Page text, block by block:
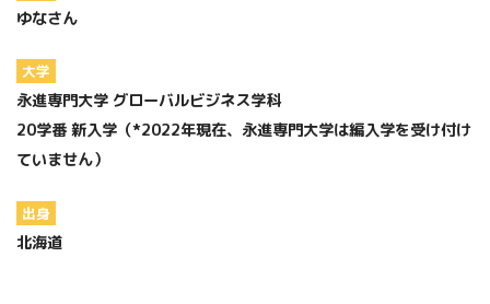
ゆなさん
大学
永進専門大学 グローバルビジネス学科
20学番 新入学（*2022年現在、永進専門大学は編入学を受け付け
ていません）
出身
北海道